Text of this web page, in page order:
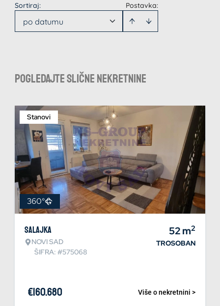
Postavka:
Sortiraj:
po datumu
Pogledajte slične nekretnine
Stanovi
360°
Salajka
NOVI SAD
ŠIFRA: #575068
52m2
TROSOBAN
Više o nekretnini >
€160.680